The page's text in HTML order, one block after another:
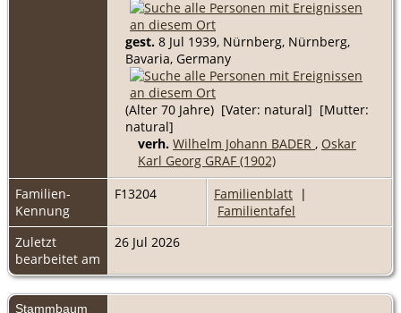
gest. 8 Jul 1939, Nürnberg, Nürnberg,
Bavaria, Germany
(Alter 70 Jahre) [Vater: natural] [Mutter:
natural]
verh. Wilhelm Johann BADER , Oskar
Karl Georg GRAF (1902)
Familien-
Kennung
F13204 Familienblatt |
Familientafel
Zuletzt
bearbeitet am
26 Jul 2026
Stammbaum